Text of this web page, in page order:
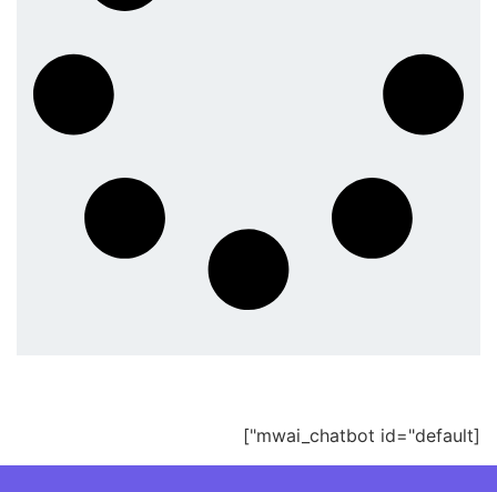
[mwai_chatbot id="default"]